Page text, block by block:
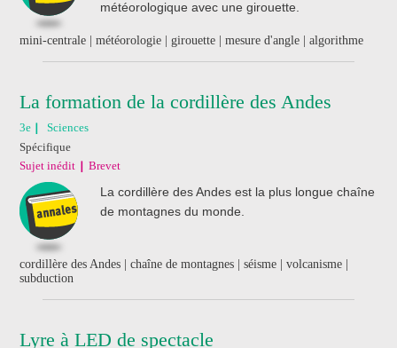
météorologique avec une girouette.
mini-centrale | météorologie | girouette | mesure d'angle | algorithme
La formation de la cordillère des Andes
3e
Sciences
Spécifique
Sujet inédit
Brevet
La cordillère des Andes est la plus longue chaîne
de montagnes du monde.
cordillère des Andes | chaîne de montagnes | séisme | volcanisme |
subduction
Lyre à LED de spectacle